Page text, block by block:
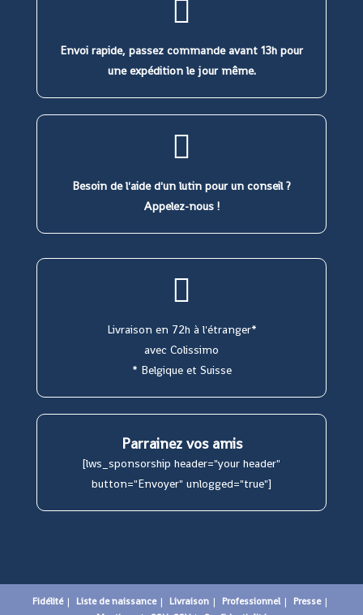
Envoi rapide, passez commande avant 13h pour
une expédition le jour même.
Besoin de l'aide d'un lutin pour un conseil ?
Appelez-nous !
Livraison en 72h à l'étranger*
avec Colissimo
* Belgique et Suisse
Parrainez vos amis
[lws_sponsorship header="your header"
button="Envoyer" unlogged="true"]
Fidélité Liste de naissance Livraison Professionnel
Presse